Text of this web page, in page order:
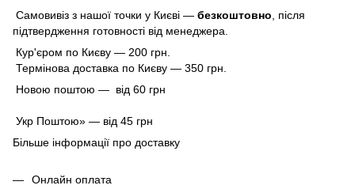
Самовивіз з нашої точки у Києві — безкоштовно
після
підтвердження готовності від менеджера.
Кур'єром по Києву — 200 грн.
Термінова доставка по Києву — 350 грн.
Новою поштою — від 60 грн
Укр Поштою» — від 45 грн
Більше інформації про доставку
Онлайн оплата